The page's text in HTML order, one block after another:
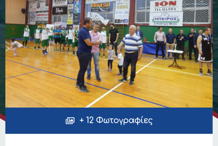
+ 12 Φωτογραφίες